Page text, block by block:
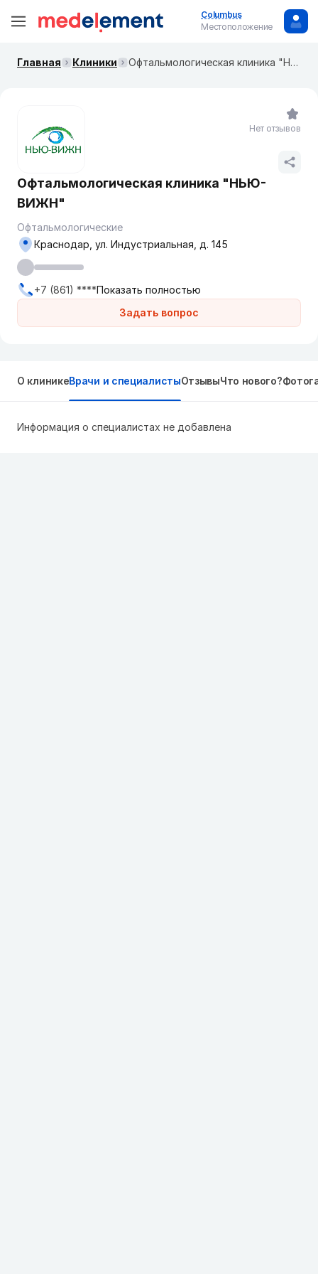
Columbus
Местоположение
Главная Клиники Офтальмологическая клиника "НЬЮ-ВИЖН"
Офтальмологическая клиника "НЬЮ-
ВИЖН"
Офтальмологические
Задать вопрос
Краснодар, ул. Индустриальная, д. 145
+7 (861) ****Показать полностью
Нет отзывов
О клиникеВрачи и специалистыОтзывыЧто нового?
Информация о специалистах не добавлена